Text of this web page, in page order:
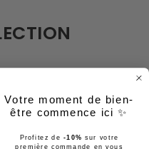
Votre moment de bien-
être commence ici ✨
Profitez de -10% sur votre
première commande en vous